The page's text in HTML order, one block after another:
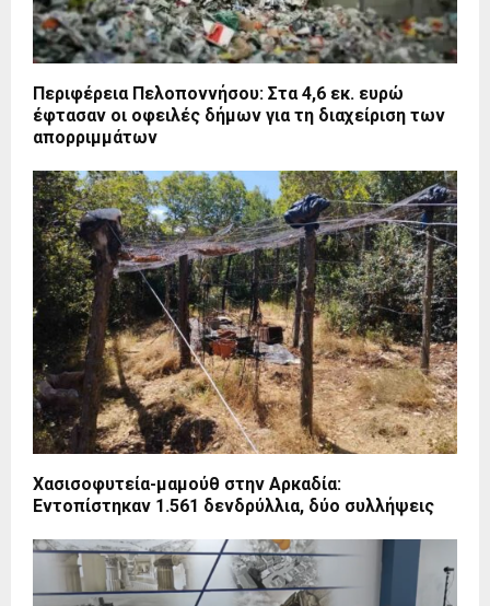
Περιφέρεια Πελοποννήσου: Στα 4,6 εκ. ευρώ
έφτασαν οι οφειλές δήμων για τη διαχείριση των
απορριμμάτων
Χασισοφυτεία-μαμούθ στην Αρκαδία:
Εντοπίστηκαν 1.561 δενδρύλλια, δύο συλλήψεις